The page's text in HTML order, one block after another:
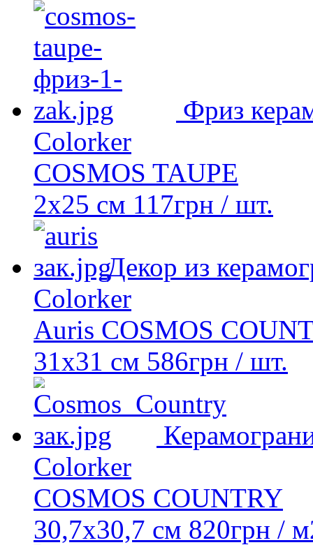
Фриз
Colorker
COSMOS TAUPE
2х25 см 117грн / шт.
Декор из
Colorker
Auris COSMOS
31х31 см 586грн / шт.
Colorker
COSMOS COUNTRY
30,7х30,7 см 820грн /